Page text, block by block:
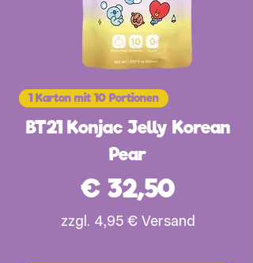
1 Karton mit 10 Portionen
BT21 Konjac Jelly Korean
Pear
Preis
€ 32,50
zzgl. 4,95 € Versand